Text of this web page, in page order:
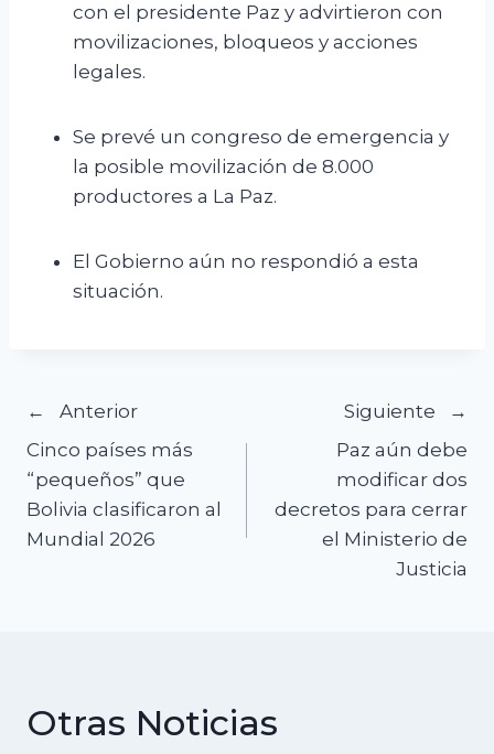
con el presidente Paz y advirtieron con
movilizaciones, bloqueos y acciones
legales.
Se prevé un congreso de emergencia y
la posible movilización de 8.000
productores a La Paz.
El Gobierno aún no respondió a esta
situación.
Navegación
de
entradas
Anterior
Cinco países más
“pequeños” que
Bolivia clasificaron al
Mundial 2026
Siguiente
Paz aún debe
modificar dos
decretos para cerrar
el Ministerio de
Justicia
Otras Noticias